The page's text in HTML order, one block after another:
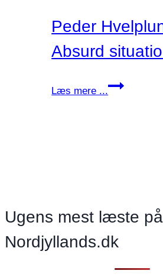
Peder
Absurd
Læs mere ...
Peder
Ugens mest læste
Nordjyllands.dk